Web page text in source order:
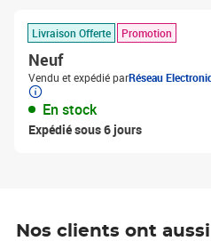
Livraison Offerte Promotion
Neuf
Vendu et expédié parRéseau
En stock
Expédié sous 6 jours
Nos clients ont